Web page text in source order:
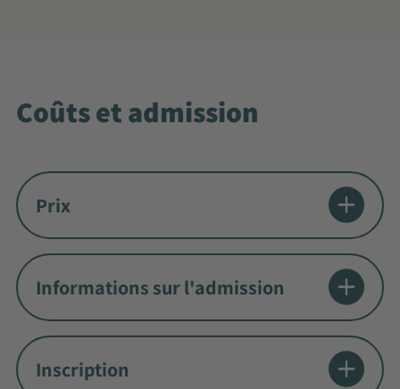
Coûts et admission
Prix
Informations sur l'admission
Inscription